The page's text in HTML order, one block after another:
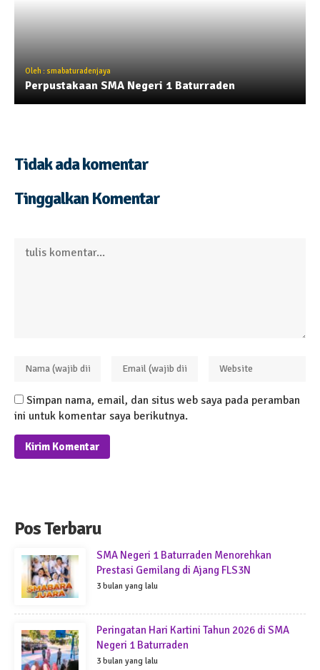
Oleh : smabaturadenjaya
Perpustakaan SMA Negeri 1 Baturraden
Tidak ada komentar
Tinggalkan Komentar
Simpan nama, email, dan situs web saya pada peramban
ini untuk komentar saya berikutnya.
Pos Terbaru
SMA Negeri 1 Baturraden Menorehkan
Prestasi Gemilang di Ajang FLS3N
3 bulan yang lalu
Peringatan Hari Kartini Tahun 2026 di SMA
Negeri 1 Baturraden
3 bulan yang lalu